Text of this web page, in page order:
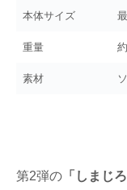
本体サイズ
重量
素材
第2弾の 「しまじ